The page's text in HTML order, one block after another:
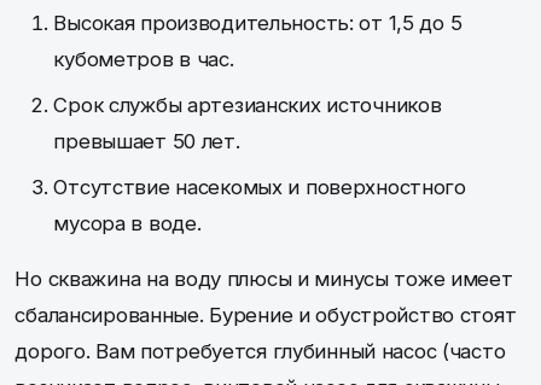
Высокая производительность: от 1,5 до 5
кубометров в час.
Срок службы артезианских источников
превышает 50 лет.
Отсутствие насекомых и поверхностного
мусора в воде.
Но скважина на воду плюсы и минусы тоже имеет
сбалансированные. Бурение и обустройство стоят
дорого. Вам потребуется глубинный насос (часто